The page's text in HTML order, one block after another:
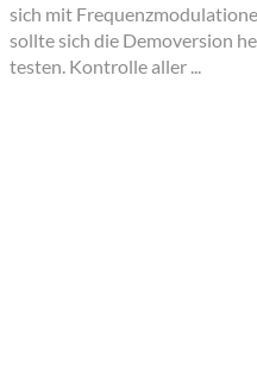
sich mit
sollte sich die Demoversion
testen. Kontrolle aller ...